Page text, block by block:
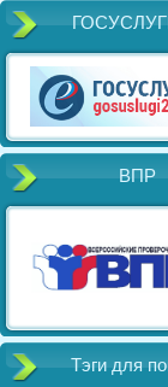
ВПР
Тэги для